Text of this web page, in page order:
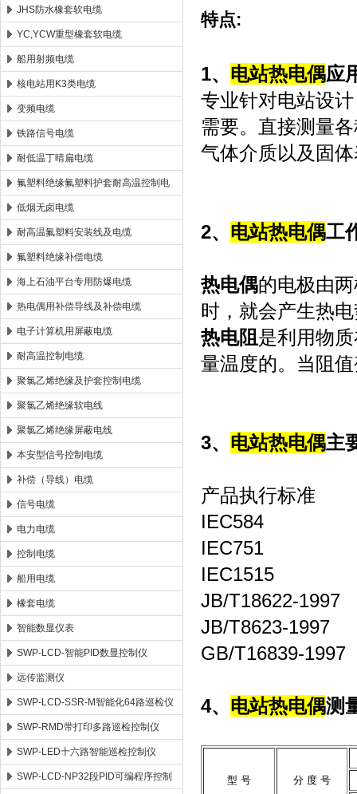
用电缆
JHS防水橡套软电缆
YC,YCW重型橡套软电缆
船用射频电缆
核电站用K3类电缆
变频电缆
铁路信号电缆
耐低温丁晴扁电缆
氟塑料绝缘氟塑料护套耐高温控制电
缆
低烟无卤电缆
耐高温氟塑料安装线及电缆
氟塑料绝缘补偿电缆
海上石油平台专用防爆电缆
热电偶用补偿导线及补偿电缆
电子计算机用屏蔽电缆
耐高温控制电缆
聚氯乙烯绝缘及护套控制电缆
聚氯乙烯绝缘软电线
聚氯乙烯绝缘屏蔽电线
本安型信号控制电缆
补偿（导线）电缆
信号电缆
电力电缆
控制电缆
船用电缆
橡套电缆
智能数显仪表
SWP-LCD-智能PID数显控制仪
远传监测仪
SWP-LCD-SSR-M智能化64路巡检仪
SWP-RMD带打印多路巡检控制仪
SWP-LED十六路智能巡检控制仪
SWP-LCD-NP32段PID可编程序控制
特点:
1、 电站热电偶应
专业针对电站设
需要。直接测量
气体介质以及固
2、 电站热电偶工
热电偶的电极由
时，就会产生热
热电阻 是利用物
量温度的。当阻
3、 电站热电偶主
产品执行标准
IEC584
IEC751
IEC1515
JB/T18622-1997
JB/T8623-1997
GB/T16839-1997
4、 电站热电偶测
型 号 分 度 号